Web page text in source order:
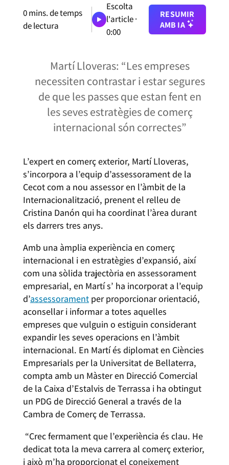
0mins. de temps
de lectura
Escolta
l'article ·
0:00
RESUMIR
AMB IA
Martí Lloveras: “Les empreses
necessiten contrastar i estar segures
de que les passes que estan fent en
les seves estratègies de comerç
internacional són correctes”
L’expert en comerç exterior, Martí Lloveras,
s’incorpora a l’equip d’assessorament de la
Cecot com a nou assessor en l’àmbit de la
Internacionalització, prenent el relleu de
Cristina Danón qui ha coordinat l’àrea durant
els darrers tres anys.
Amb una àmplia experiència en comerç
internacional i en estratègies d’expansió, així
com una sòlida trajectòria en assessorament
empresarial, en Martí s’ ha incorporat a l’equip
d’assessoramentper proporcionar orientació,
aconsellar i informar a totes aquelles
empreses que vulguin o estiguin considerant
expandir les seves operacions en l’àmbit
internacional. En Martí és diplomat en Ciències
Empresarials per la Universitat de Bellaterra,
compta amb un Màster en Direcció Comercial
de la Caixa d’Estalvis de Terrassa i ha obtingut
un PDG de Direcció General a través de la
Cambra de Comerç de Terrassa.
“Crec fermament que l’experiència és clau. He
dedicat tota la meva carrera al comerç exterior,
i això m’ha proporcionat el coneixement